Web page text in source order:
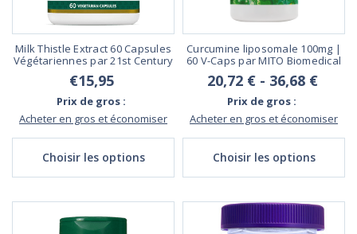
Milk Thistle Extract 60 Capsules
Végétariennes par 21st Century
€15,95
Prix de gros :
Acheter en gros et économiser
Choisir les options
Curcumine liposomale 100mg |
60 V-Caps par MITO Biomedical
20,72 € - 36,68 €
Prix de gros :
Acheter en gros et économiser
Choisir les options